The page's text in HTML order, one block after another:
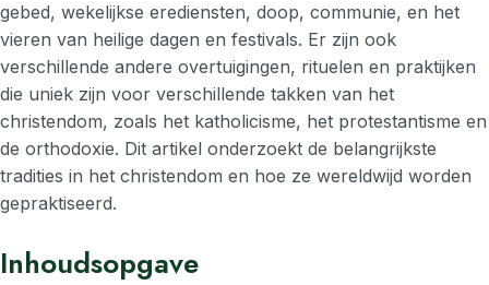
gebed, wekelijkse erediensten, doop, communie, en het
vieren van heilige dagen en festivals. Er zijn ook
verschillende andere overtuigingen, rituelen en praktijken
die uniek zijn voor verschillende takken van het
christendom, zoals het katholicisme, het protestantisme en
de orthodoxie. Dit artikel onderzoekt de belangrijkste
tradities in het christendom en hoe ze wereldwijd worden
gepraktiseerd.
Inhoudsopgave